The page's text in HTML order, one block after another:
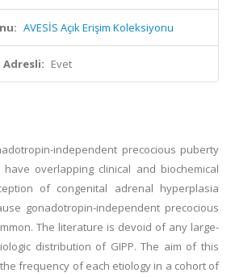
AVESİS Açık Erişim Koleksiyonu
Adresli: Evet
independent precocious puberty
overlapping clinical and biochemical
of congenital adrenal hyperplasia
gonadotropin-independent precocious
The literature is devoid of any large-
distribution of GIPP. The aim of this
frequency of each etiology in a cohort of